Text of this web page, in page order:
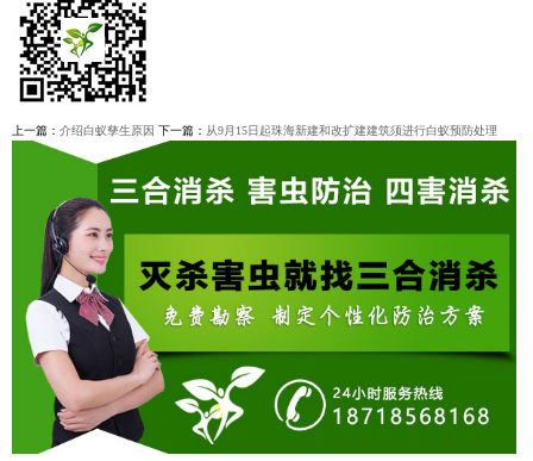
上一篇： 介绍白蚁孳生原因 下一篇： 从9月15日起珠海新建和改扩建建筑须进行白蚁预防处理